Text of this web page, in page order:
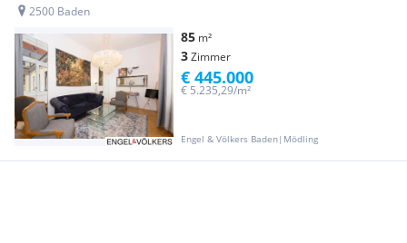
2500 Baden
85 m²
3Zimmer
Engel & Völkers Baden|Mödling
€ 5.235,29/m²
€ 445.000